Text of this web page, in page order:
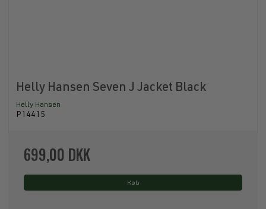
Helly Hansen Seven J Jacket Black
Helly Hansen
P14415
699,00 DKK
Køb